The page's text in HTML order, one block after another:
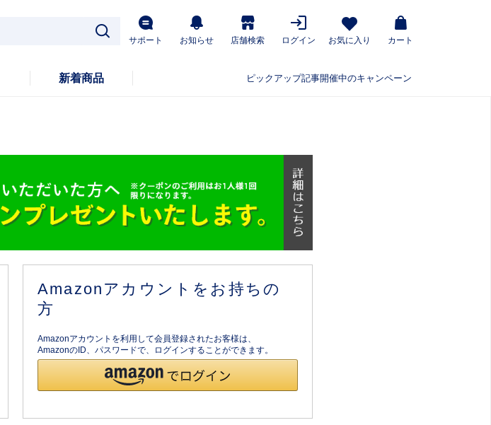
サポート お知らせ 店舗検索 ログイン お気に入り カート
新着商品 ピックアップ記事開催中のキャンペーン
Amazonアカウントをお持ちの
方
Amazonアカウントを利用して会員登録されたお客様は、
AmazonのID、パスワードで、ログインすることができます。